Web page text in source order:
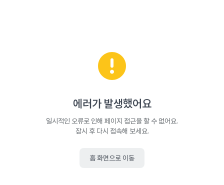
에러가 발생했어요
일시적인 오류로 인해 페이지 접근을 할 수 없어요.
잠시 후 다시 접속해 보세요.
홈 화면으로 이동